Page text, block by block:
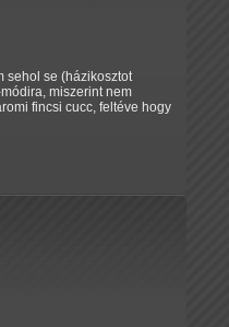
sehol se (házikosztot
miszerint nem
fincsi cucc, feltéve hogy